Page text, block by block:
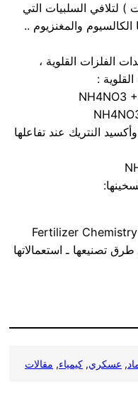
) لتلافي السلبيات التي
والمغنزيوم ..
الفلزات القلوية ،
:
NH4NO3
النتريك عند تفاعلها
تصنيعها ـ استعمالاتها
, عسكري, كيمياء, مقالات